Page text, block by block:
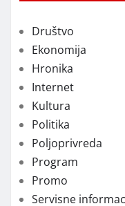
Šampioni iz klupe
27.07.2026.
КАТЕГОРИЈЕ
Društvo